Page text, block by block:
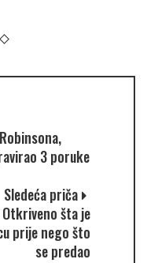
3 poruke
Sledeća priča
šta je
prije nego što
se predao